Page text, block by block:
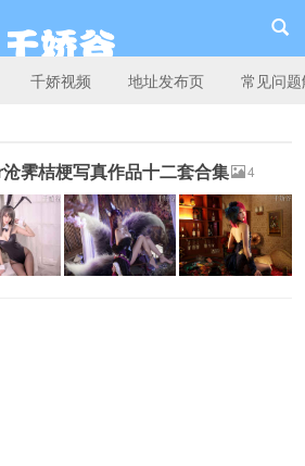
千娇谷
千娇视频 地址发布页 常见问
霁桔梗写真作品十二套合集 4